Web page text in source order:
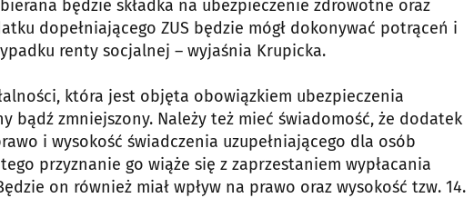
będzie składka na ubezpieczenie zdrowotne oraz
dopełniającego ZUS będzie mógł dokonywać potrąceń i
renty socjalnej – wyjaśnia Krupicka.
która jest objęta obowiązkiem ubezpieczenia
bądź zmniejszony. Należy też mieć świadomość, że dodatek
i wysokość świadczenia uzupełniającego dla osób
przyznanie go wiąże się z zaprzestaniem wypłacania
on również miał wpływ na prawo oraz wysokość tzw. 14.